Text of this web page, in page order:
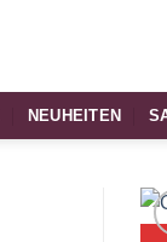
NEUHEITEN